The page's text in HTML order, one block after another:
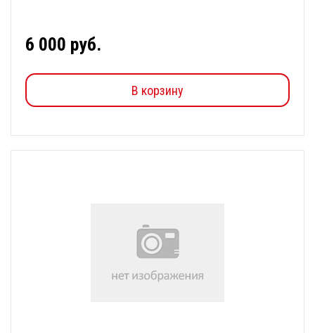
6 000 руб.
В корзину